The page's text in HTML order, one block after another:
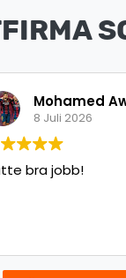
Iska
8 Juli 2026
upplevelse